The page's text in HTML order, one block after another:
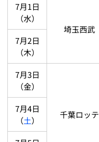
7月1日
（水）
埼玉西武
7月2日
（木）
7月3日
（金）
千葉ロッテ
7月4日
（土）